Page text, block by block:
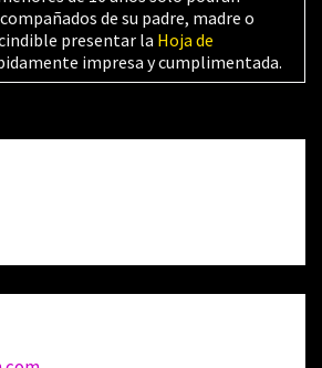
de su padre, madre o
presentar la Hoja de
impresa y cumplimentada.